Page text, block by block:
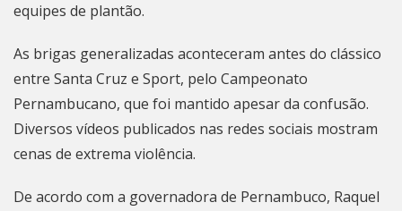
equipes de plantão.
As brigas generalizadas aconteceram antes do clássico
entre Santa Cruz e Sport, pelo Campeonato
Pernambucano, que foi mantido apesar da confusão.
Diversos vídeos publicados nas redes sociais mostram
cenas de extrema violência.
De acordo com a governadora de Pernambuco, Raquel